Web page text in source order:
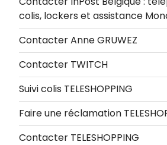
colis, lockers et assistance
Contacter Anne GRUWEZ
Contacter TWITCH
Suivi colis TELESHOPPING
Faire une réclamation
Contacter TELESHOPPING